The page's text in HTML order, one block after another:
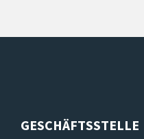
GESCHÄFTSSTELLE